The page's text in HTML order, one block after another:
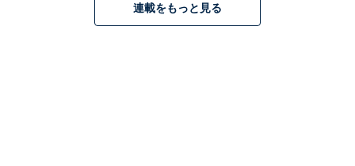
連載をもっと見る